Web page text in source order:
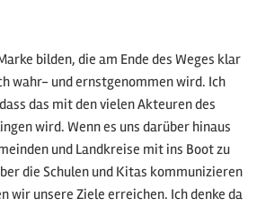
bilden, die am Ende des Weges klar
wahr- und ernstgenommen wird. Ich
das mit den vielen Akteuren des
wird. Wenn es uns darüber hinaus
und Landkreise mit ins Boot zu
die Schulen und Kitas kommunizieren
wir unsere Ziele erreichen. Ich denke da